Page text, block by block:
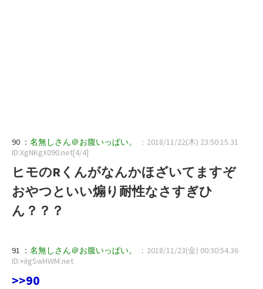
90 ： 名無しさん＠お腹いっぱい。
：2018/11/22(木) 23:50:15.31
ID:XgNKgX090.net[4/4]
ヒモのRくんがなんかほざいてますぞ
おやつといい煽り耐性なさすぎひ
ん？？？
91 ： 名無しさん＠お腹いっぱい。
：2018/11/23(金) 00:30:54.36
ID:+iIgSwHWM.net
>>90